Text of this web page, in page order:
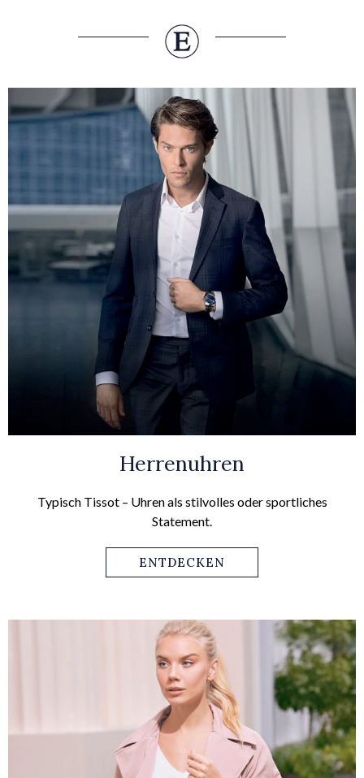
Herrenuhren
Typisch Tissot – Uhren als stilvolles oder sportliches
Statement.
ENTDECKEN